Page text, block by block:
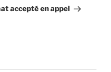
accepté en appel